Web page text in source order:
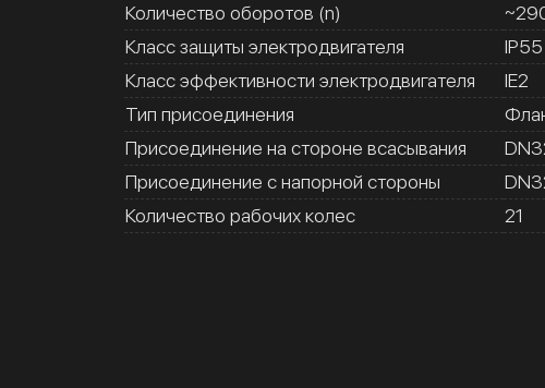
Количество оборотов (n)
Класс защиты электродвигателя
IP55
Класс эффективности электродвигателя
IE2
Тип присоединения
Присоединение на стороне всасывания
Присоединение с напорной стороны
Количество рабочих колес
21